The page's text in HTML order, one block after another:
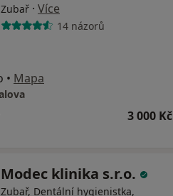
Zubař · Více
14 názorů
• Mapa
3 000 Kč
Modec klinika s.r.o.
Zubař, Dentální hygienistka,